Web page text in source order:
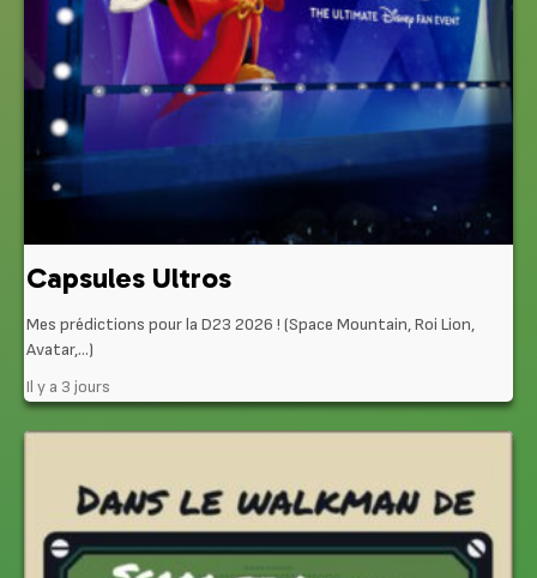
Capsules Ultros
Mes prédictions pour la D23 2026 ! (Space Mountain, Roi Lion,
Avatar,…)
Il y a 3 jours